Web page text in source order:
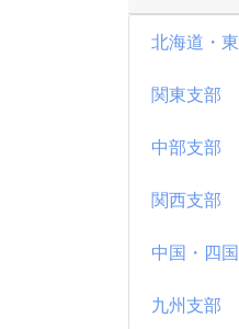
北海道・
関東支部
中部支部
関西支部
中国・四
九州支部